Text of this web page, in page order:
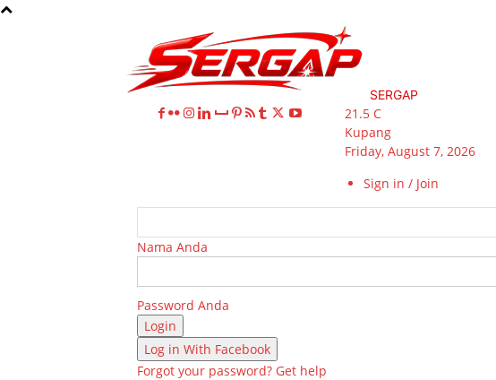
SERGAP
21.5 C
Kupang
Friday, August 7, 2026
Sign in / Join
Nama Anda
Password Anda
Log in With Facebook
Forgot your password? Get help